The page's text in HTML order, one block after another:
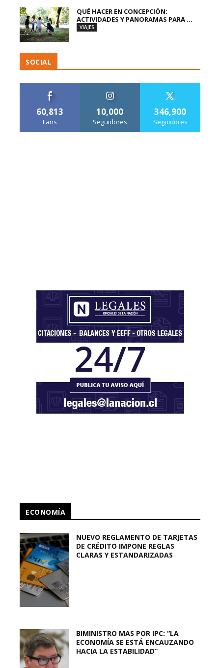
QUÉ HACER EN CONCEPCIÓN:
ACTIVIDADES Y PANORAMAS PARA ...
VIAJES
SOCIAL
60,813
Fans
10,000
Seguidores
346,900
Seguidores
ECONOMÍA
NUEVO REGLAMENTO DE TARJETAS
DE CRÉDITO IMPONE REGLAS
CLARAS Y ESTANDARIZADAS
BIMINISTRO MAS POR IPC: “LA
ECONOMÍA SE ESTÁ ENCAUZANDO
HACIA LA ESTABILIDAD”